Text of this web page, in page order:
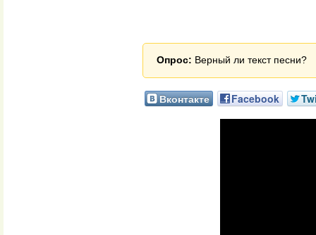
Опрос: Верный ли текст песни?
Вконтакте Facebook